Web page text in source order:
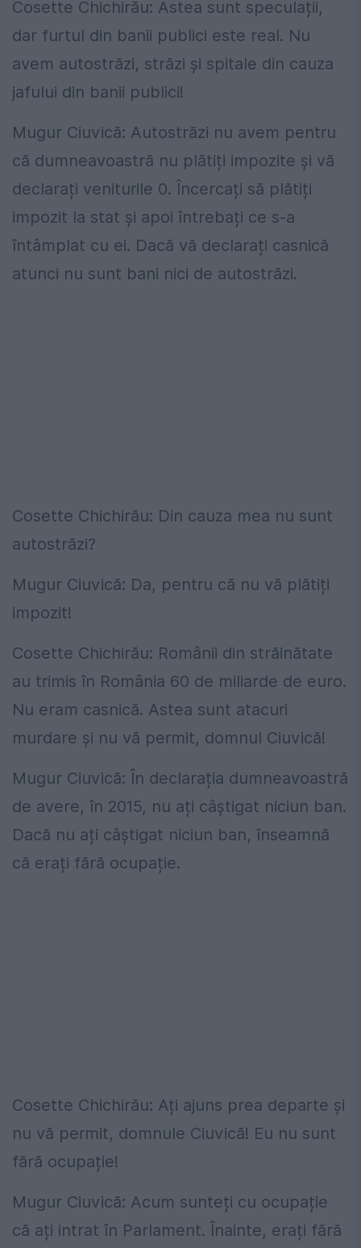
Cosette Chichirău: Astea sunt speculații,
dar furtul din banii publici este real. Nu
avem autostrăzi, străzi și spitale din cauza
jafului din banii publici!
Mugur Ciuvică: Autostrăzi nu avem pentru
că dumneavoastră nu plătiți impozite și vă
declarați veniturile 0. Încercați să plătiți
impozit la stat și apoi întrebați ce s-a
întâmplat cu ei. Dacă vă declarați casnică
atunci nu sunt bani nici de autostrăzi.
Cosette Chichirău: Din cauza mea nu sunt
autostrăzi?
Mugur Ciuvică: Da, pentru că nu vă plătiți
impozit!
Cosette Chichirău: Românii din străinătate
au trimis în România 60 de miliarde de euro.
Nu eram casnică. Astea sunt atacuri
murdare și nu vă permit, domnul Ciuvică!
Mugur Ciuvică: În declarația dumneavoastră
de avere, în 2015, nu ați câștigat niciun ban.
Dacă nu ați câștigat niciun ban, înseamnă
că erați fără ocupație.
Cosette Chichirău: Ați ajuns prea departe și
nu vă permit, domnule Ciuvică! Eu nu sunt
fără ocupație!
Mugur Ciuvică: Acum sunteți cu ocupație
că ați intrat în Parlament. Înainte, erați fără